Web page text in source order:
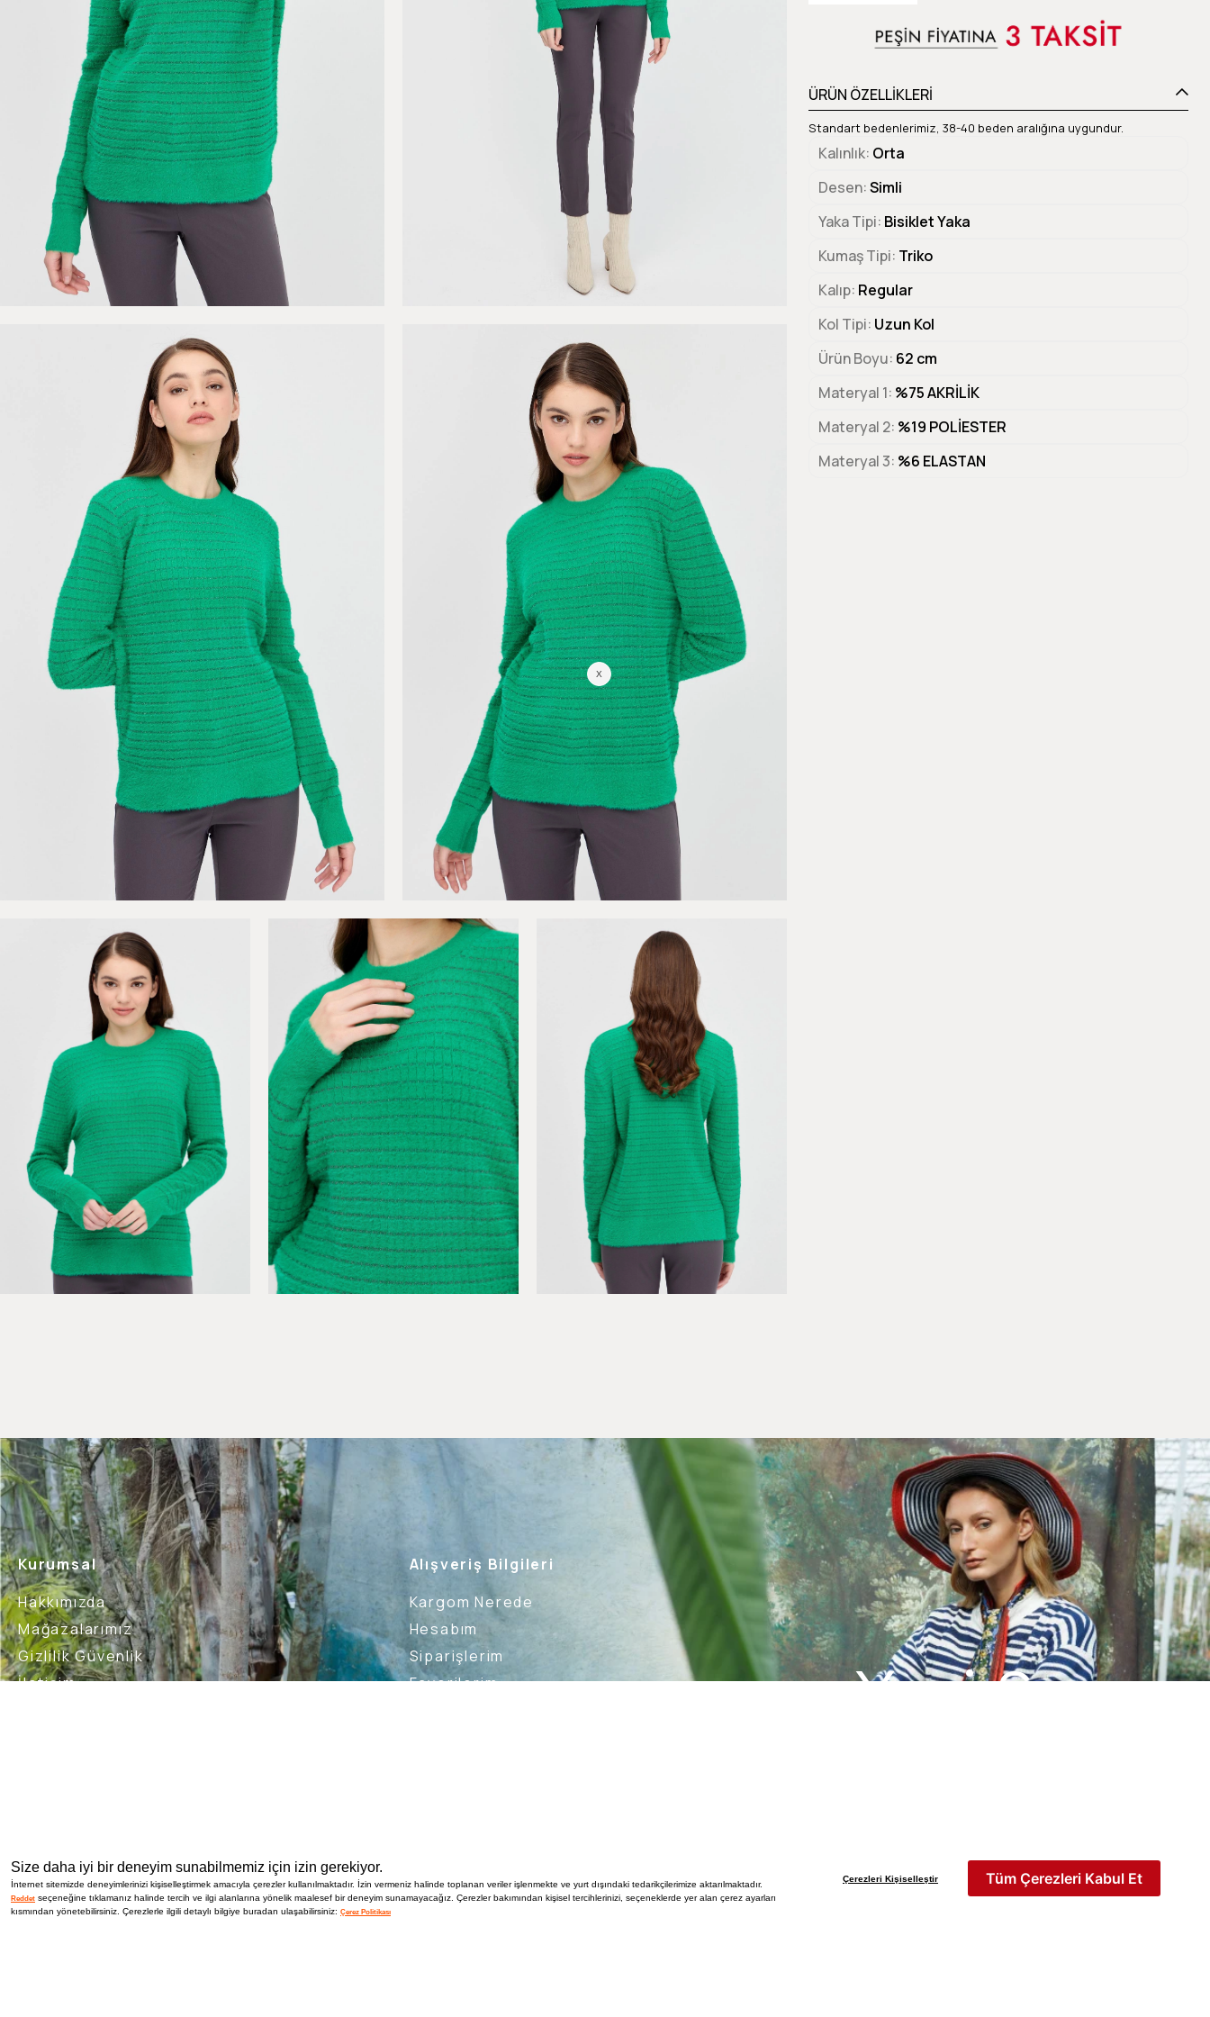
ÜRÜN ÖZELLİKLERİ
Standart bedenlerimiz, 38-40 beden aralığına uygundur.
Kalınlık Orta
Desen Simli
Yaka Tipi Bisiklet Yaka
Kumaş Tipi Triko
Kalıp Regular
Kol Tipi Uzun Kol
Ürün Boyu 62 cm
Materyal 1 %75 AKRİLİK
Materyal 2 %19 POLİESTER
Materyal 3 %6 ELASTAN
Kurumsal
Hakkımızda
Mağazalarımız
Gizlilik Güvenlik
İletişim
Alışveriş Bilgileri
Kargom Nerede
Hesabım
Siparişlerim
Favorilerim
İptal İade ŞartlarıSık Sorulan SorularNasıl İade Ederim
Yeni Sezon
Size daha iyi bir deneyim sunabilmemiz için izin gerekiyor.
İnternet sitemizde deneyimlerinizi kişiselleştirmek amacıyla çerezler kullanılmaktadır. İzin vermeniz halinde toplanan veriler işlenmekte ve yurt dışındaki tedarikçilerimize aktarılmaktadır.
Reddet seçeneğine tıklamanız halinde tercih ve ilgi alanlarına yönelik maalesef bir deneyim sunamayacağız. Çerezler bakımından kişisel tercihlerinizi, seçeneklerde yer alan çerez ayarları
kısmından yönetebilirsiniz. Çerezlerle ilgili detaylı bilgiye buradan ulaşabilirsiniz: Çerez Politikası
Çerezleri Kişiselleştir Tüm Çerezleri Kabul Et